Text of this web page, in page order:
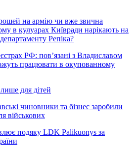
на армію чи вже звична
в кулуарах Київради нарікають на
Репіка?
РФ: пов’язані з Владиславом
працювати в окупованному
для дітей
чиновники та бізнес заробили
військових
подяку LDK Palikuonys за